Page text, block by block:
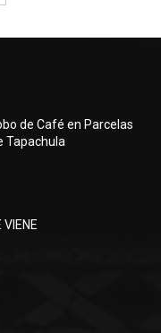
de Café en Parcelas
Tapachula
VIENE